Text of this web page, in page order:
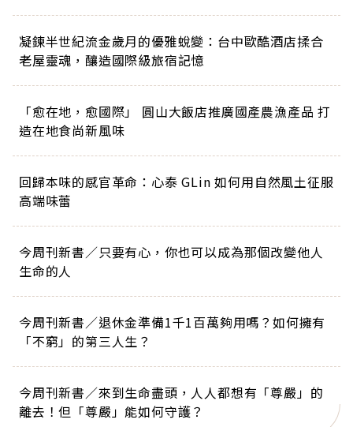
凝鍊半世紀流金歲月的優雅蛻變：台中歐酷酒店揉合
老屋靈魂，釀造國際級旅宿記憶
「愈在地，愈國際」 圓山大飯店推廣國產農漁產品 打
造在地食尚新風味
回歸本味的感官革命：心泰 GLin 如何用自然風土征服
高端味蕾
今周刊新書／只要有心，你也可以成為那個改變他人
生命的人
今周刊新書／退休金準備1千1百萬夠用嗎？如何擁有
「不窮」的第三人生？
今周刊新書／來到生命盡頭，人人都想有「尊嚴」的
離去！但「尊嚴」能如何守護？